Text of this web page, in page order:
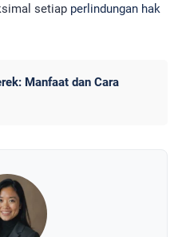
setiap perlindungan hak
Manfaat dan Cara